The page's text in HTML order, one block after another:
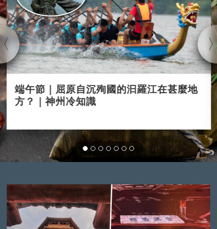
端午節｜屈原自沉殉國的汩羅江在甚麼地
方？｜神州冷知識